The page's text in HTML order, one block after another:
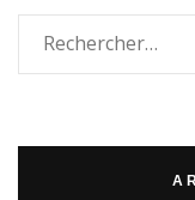
Rechercher :